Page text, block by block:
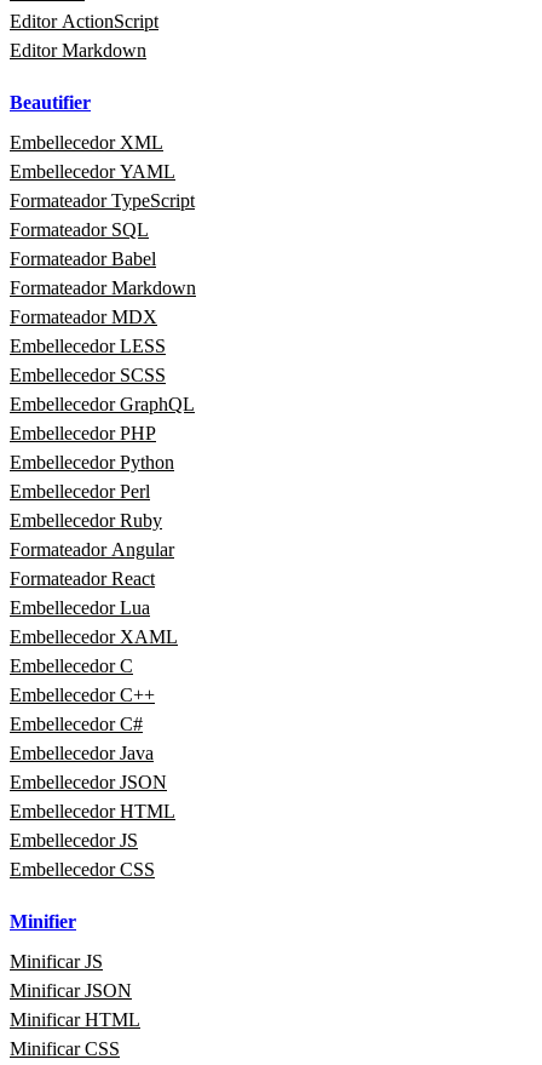
Editor ActionScript
Editor Markdown
Beautifier
Embellecedor XML
Embellecedor YAML
Formateador TypeScript
Formateador SQL
Formateador Babel
Formateador Markdown
Formateador MDX
Embellecedor LESS
Embellecedor SCSS
Embellecedor GraphQL
Embellecedor PHP
Embellecedor Python
Embellecedor Perl
Embellecedor Ruby
Formateador Angular
Formateador React
Embellecedor Lua
Embellecedor XAML
Embellecedor C
Embellecedor C++
Embellecedor C#
Embellecedor Java
Embellecedor JSON
Embellecedor HTML
Embellecedor JS
Embellecedor CSS
Minifier
Minificar JS
Minificar JSON
Minificar HTML
Minificar CSS